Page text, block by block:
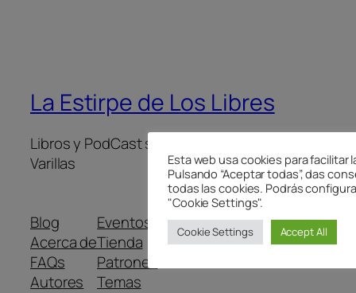
La Estirpe de Los Libres
Libros y PodCast sobre Lo Libre de Benigno
Varillas
Blog
Acerca de
FAQs
Autores
Eventos
Tienda
Patrones
Temas
Esta web usa cookies para facilitar
Pulsando “Aceptar todas”, das
todas las cookies. Podrás
"Cookie Settings".
Cookie Settings Accept All